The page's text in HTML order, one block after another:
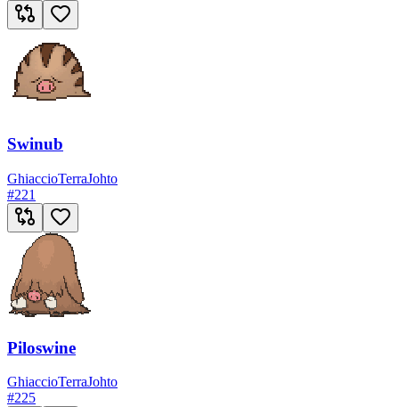
Swinub
GhiaccioTerraJohto
#221
Piloswine
GhiaccioTerraJohto
#225